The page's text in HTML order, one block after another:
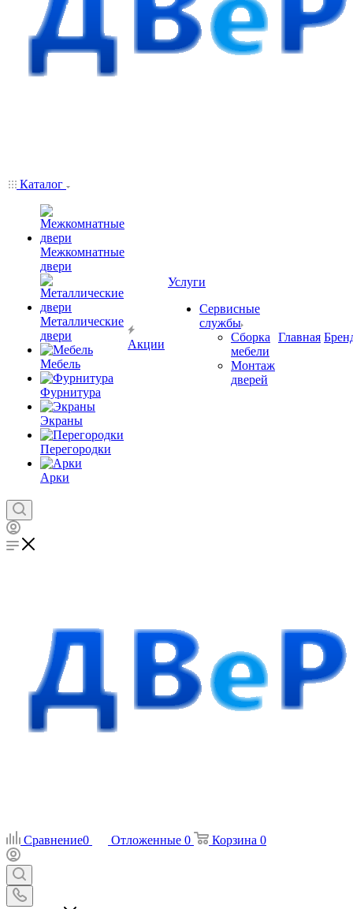
Каталог
Межкомнатные
двери
Металлические
двери
Мебель
Фурнитура
Экраны
Перегородки
Арки
Акции
Услуги
Сервисные
службы
Сборка
мебели
Монтаж
дверей
Главная
Сравнение0 Отложенные 0 Корзина 0